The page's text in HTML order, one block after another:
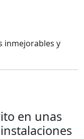
inmejorables y
en unas